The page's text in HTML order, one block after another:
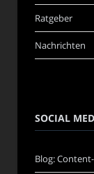
Ratgeber
Nachrichten
SOCIAL
Blog: